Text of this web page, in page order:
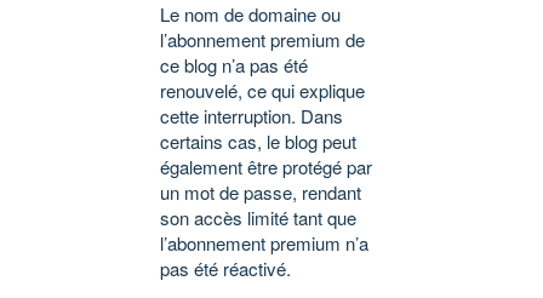
Le nom de domaine ou
l’abonnement premium de
ce blog n’a pas été
renouvelé, ce qui explique
cette interruption. Dans
certains cas, le blog peut
également être protégé par
un mot de passe, rendant
son accès limité tant que
l’abonnement premium n’a
pas été réactivé.